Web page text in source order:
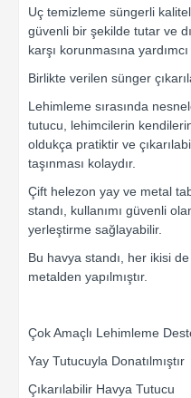
Uç temizleme süngerli
güvenli bir şekilde tutar ve
karşı korunmasına
Birlikte verilen sünger
Lehimleme sırasında
tutucu, lehimcilerin
oldukça pratiktir ve
taşınması kolaydır.
Çift helezon yay ve metal
standı, kullanımı güvenli
yerleştirme sağlayabilir.
Bu havya standı, her ikisi
metalden yapılmıştır.
Çok Amaçlı Lehimleme
Yay Tutucuyla Donatılmıştır
Çıkarılabilir Havya Tutucu